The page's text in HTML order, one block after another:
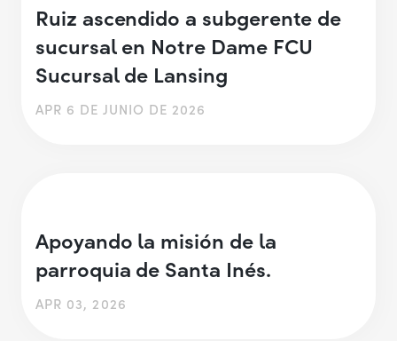
Ruiz ascendido a subgerente de
sucursal en Notre Dame FCU
Sucursal de Lansing
APR 6 DE JUNIO DE 2026
Apoyando la misión de la
parroquia de Santa Inés.
APR 03, 2026